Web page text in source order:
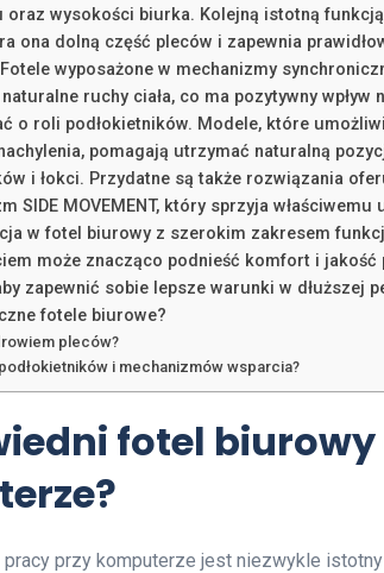
wysokości biurka. Kolejną istotną
ona dolną część pleców i zapewnia
wyposażone w mechanizmy
ruchy ciała, co ma pozytywny wpływ
o roli podłokietników. Modele, które
pomagają utrzymać naturalną
i łokci. Przydatne są także rozwiązania
MOVEMENT, który sprzyja właściwemu
w fotel biurowy z szerokim zakresem
może znacząco podnieść komfort i jakość
zapewnić sobie lepsze warunki w dłuższej
fotele biurowe?
pleców?
i mechanizmów wsparcia?
fotel biurowy
przy komputerze jest niezwykle